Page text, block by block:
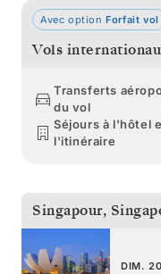
Avec option Forfait vol
Vols
Transferts
du vol
Séjours à l'hôtel
l'itinéraire
Singapour,
DIM.